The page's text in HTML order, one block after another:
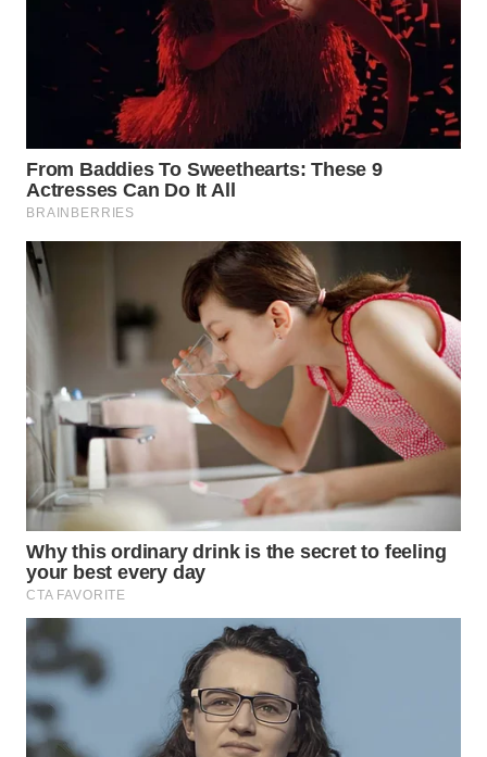
WN
SELATAN
WN
TANJUNG
LESUNG
WN
SIMALUNGUN
WN
LABUHANBATU
TAPANULI
TENGAH
WN DELI
SERDANG
TEBING